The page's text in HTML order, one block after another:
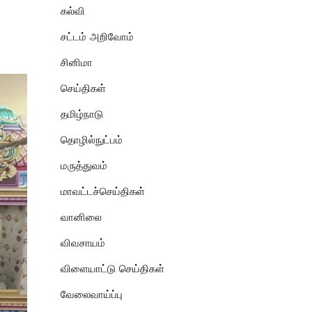
கல்வி
சட்டம் அறிவோம்
சினிமா
செய்திகள்
தமிழ்நாடு
தொழில்நுட்பம்
மருத்துவம்
மாவட்டச்செய்திகள்
வானிலை
விவசாயம்
விளையாட்டு செய்திகள்
வேலைவாய்ப்பு